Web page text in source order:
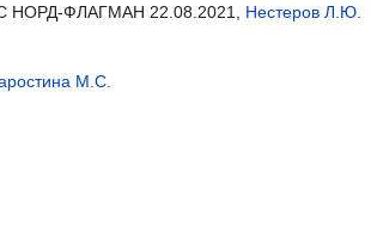
НОРД-ФЛАГМАН 22.08.2021, Нестеров Л.Ю.
М.С.